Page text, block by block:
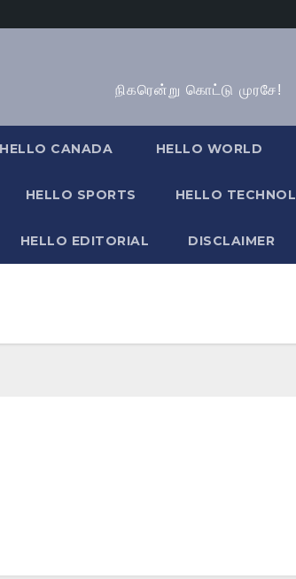
நிகரென்று கொட்டு முரசே!
HELLO CANADA HELLO WORLD
HELLO SPORTS HELLO
HELLO EDITORIAL DISCLAIMER